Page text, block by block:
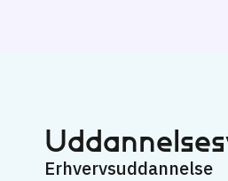
Erhvervsuddannelse